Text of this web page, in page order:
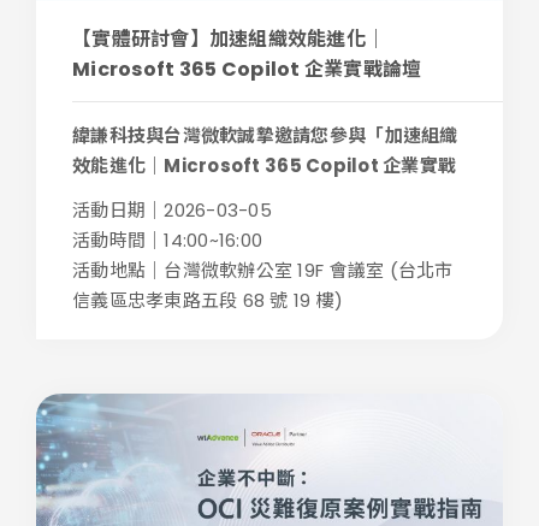
【實體研討會】加速組織效能進化｜
Microsoft 365 Copilot 企業實戰論壇
緯謙科技與台灣微軟誠摯邀請您參與「加速組織
效能進化｜Microsoft 365 Copilot 企業實戰
論...
活動日期｜2026-03-05
活動時間｜14:00~16:00
活動地點｜台灣微軟辦公室 19F 會議室 (台北市
信義區忠孝東路五段 68 號 19 樓)